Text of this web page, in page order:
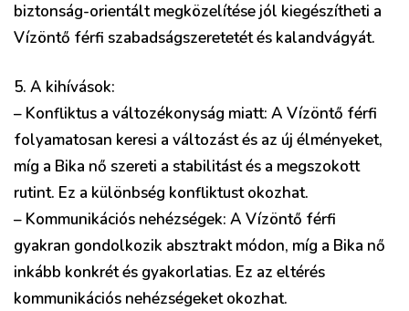
biztonság-orientált megközelítése jól kiegészítheti a
Vízöntő férfi szabadságszeretetét és kalandvágyát.
5. A kihívások:
– Konfliktus a változékonyság miatt: A Vízöntő férfi
folyamatosan keresi a változást és az új élményeket,
míg a Bika nő szereti a stabilitást és a megszokott
rutint. Ez a különbség konfliktust okozhat.
– Kommunikációs nehézségek: A Vízöntő férfi
gyakran gondolkozik absztrakt módon, míg a Bika nő
inkább konkrét és gyakorlatias. Ez az eltérés
kommunikációs nehézségeket okozhat.